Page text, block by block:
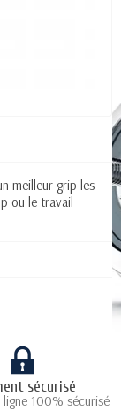
meilleur grip les
ou le travail
sécurisé
ligne 100% sécurisé